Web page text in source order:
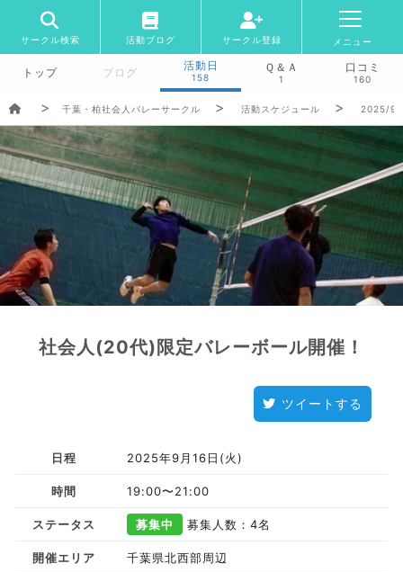
サークル検索 活動ブログ サークル登録 メニュー
トップ ブログ
活動日
158
Ｑ＆Ａ
1
口コミ
160
千葉・柏社会人バレーサークル 活動スケジュール 2025/9/
社会人(20代)限定バレーボール開催！
ツイートする
日程 2025年9月16日(火)
時間 19:00〜21:00
ステータス 募集中 募集人数：4名
開催エリア 千葉県北西部周辺